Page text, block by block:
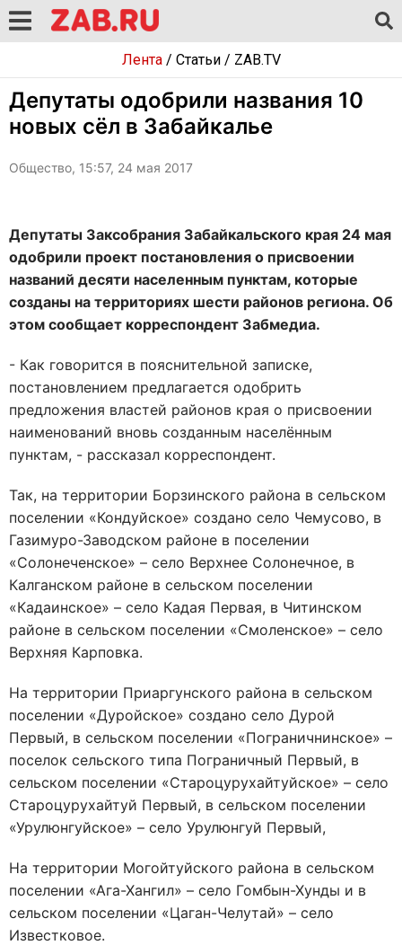
Лента/ Статьи/ ZAB.TV
Депутаты одобрили названия 10
новых сёл в Забайкалье
Общество, 15:57, 24 мая 2017
Депутаты Заксобрания Забайкальского края 24 мая
одобрили проект постановления о присвоении
названий десяти населенным пунктам, которые
созданы на территориях шести районов региона. Об
этом сообщает корреспондент Забмедиа.
- Как говорится в пояснительной записке,
постановлением предлагается одобрить
предложения властей районов края о присвоении
наименований вновь созданным населённым
пунктам, - рассказал корреспондент.
Так, на территории Борзинского района в сельском
поселении «Кондуйское» создано село Чемусово, в
Газимуро-Заводском районе в поселении
«Солонеченское» – село Верхнее Солонечное, в
Калганском районе в сельском поселении
«Кадаинское» – село Кадая Первая, в Читинском
районе в сельском поселении «Смоленское» – село
Верхняя Карповка.
На территории Приаргунского района в сельском
поселении «Дуройское» создано село Дурой
Первый, в сельском поселении «Пограничнинское» –
поселок сельского типа Пограничный Первый, в
сельском поселении «Староцурухайтуйское» – село
Староцурухайтуй Первый, в сельском поселении
«Урулюнгуйское» – село Урулюнгуй Первый,
На территории Могойтуйского района в сельском
поселении «Ага-Хангил» – село Гомбын-Хунды и в
сельском поселении «Цаган-Челутай» – село
Известковое.